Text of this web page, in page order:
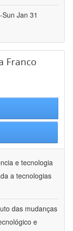
Jan 31
Franco
e tecnologia
a tecnologias
das mudanças
e